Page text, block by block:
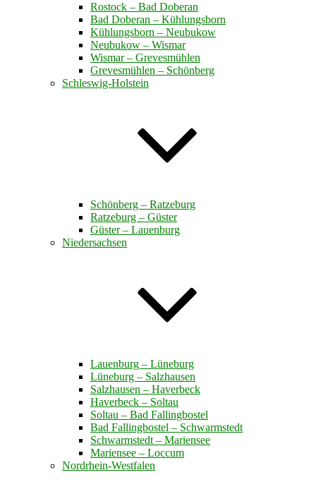
Rostock – Bad Doberan
Bad Doberan – Kühlungsborn
Kühlungsborn – Neubukow
Neubukow – Wismar
Wismar – Grevesmühlen
Grevesmühlen – Schönberg
Schleswig-Holstein
Schönberg – Ratzeburg
Ratzeburg – Güster
Güster – Lauenburg
Niedersachsen
Lauenburg – Lüneburg
Lüneburg – Salzhausen
Salzhausen – Haverbeck
Haverbeck – Soltau
Soltau – Bad Fallingbostel
Bad Fallingbostel – Schwarmstedt
Schwarmstedt – Mariensee
Mariensee – Loccum
Nordrhein-Westfalen